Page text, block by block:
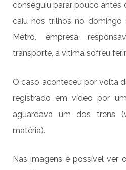
conseguiu parar pouco antes
caiu nos trilhos no domingo
Metrô, empresa
transporte, a vítima sofreu
O caso aconteceu por volta
registrado em vídeo por
aguardava um dos trens
matéria).
Nas imagens é possível ver